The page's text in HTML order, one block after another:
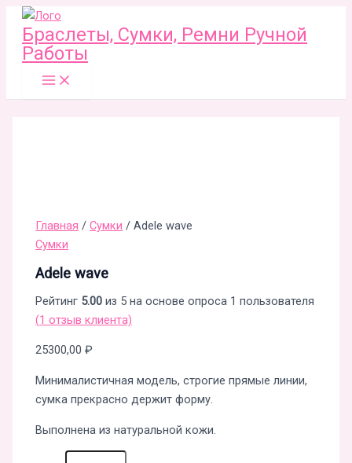
Перейти
содержимому
Браслеты, Сумки, Ремни Ручной
Работы
Menu
Главная /Сумки / Adele wave
Сумки
Adele wave
Рейтинг 5.00 из 5 на основе опроса 1 пользователя
(1 отзыв клиента)
25300,00₽
Минималистичная модель, строгие прямые линии,
сумка прекрасно держит форму.
Выполнена из натуральной кожи.
товара
Adele
wave